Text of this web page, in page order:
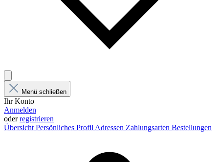
Menü schließen
Ihr Konto
Anmelden
oderregistrieren
Übersicht Persönliches Profil Adressen Zahlungsarten Bestellungen